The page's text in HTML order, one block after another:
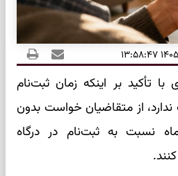
با تأکید بر اینکه زمان ثبت‌نام
ندارد، از متقاضیان خواست بدون
تا ۲۰ خردادماه نسبت به ثبت‌نام در درگاه